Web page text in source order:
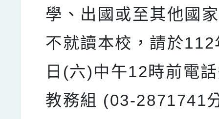
學、出國或至其他國
不就讀本校，請於
日(六)中午12時前電
教務組 (03-2871741